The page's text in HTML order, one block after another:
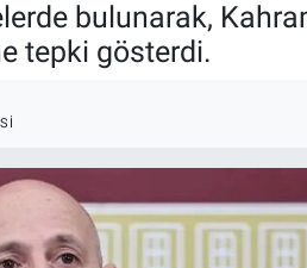
bulunarak,
tepki gösterdi.